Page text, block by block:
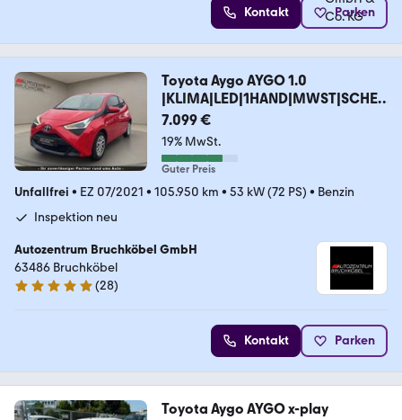
Kontakt Parken
Toyota Aygo AYGO 1.0
|KLIMA|LED|1HAND|MWST|SCHE
CKHEFT|
7.099 €
19% MwSt.
Guter Preis
Unfallfrei • EZ 07/2021 • 105.950 km • 53 kW (72 PS) • Benzin
Inspektion neu
Autozentrum Bruchköbel GmbH
63486 Bruchköbel
5 Sterne
(28)
Kontakt Parken
Toyota Aygo AYGO x-play